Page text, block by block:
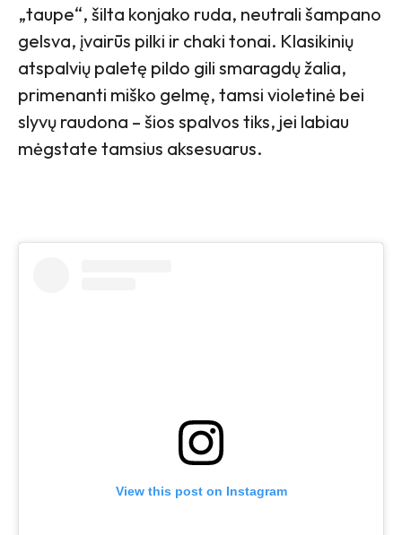
„taupe“, šilta konjako ruda, neutrali šampano
gelsva, įvairūs pilki ir chaki tonai. Klasikinių
atspalvių paletę pildo gili smaragdų žalia,
primenanti miško gelmę, tamsi violetinė bei
slyvų raudona – šios spalvos tiks, jei labiau
mėgstate tamsius aksesuarus.
View this post on Instagram